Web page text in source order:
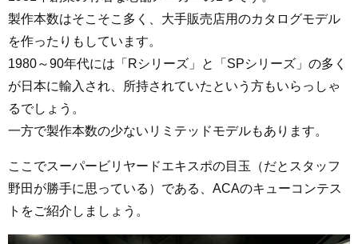
製作本数はそこそこ多く、大手販売店用のカタログモデル
を作ったりもしています。
1980～90年代には「Rシリーズ」と「SPシリーズ」の多く
が日本に輸入され、所持されていたという方もいらっしゃ
るでしょう。
一方で製作本数の少ないリミテッドモデルもあります。
ここでスーパービリヤードエキスポの目玉（だとスタッフ
野田が勝手に思っている）である、ACAのキューコンテス
トをご紹介しましょう。